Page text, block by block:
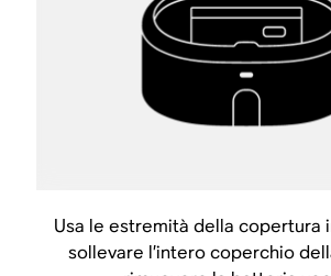
Usa le estremità della copertura
sollevare l’intero coperchio